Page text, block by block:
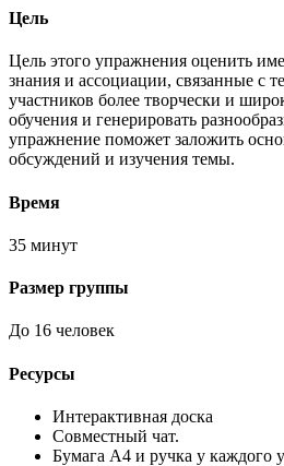
Цель
Цель этого упражнения оценить
знания и ассоциации, связанные с
участников более творчески и
обучения и генерировать
упражнение поможет заложить
обсуждений и изучения темы.
Время
35 минут
Размер группы
До 16 человек
Ресурсы
Интерактивная доска
Совместный чат.
Бумага А4 и ручка у каждого